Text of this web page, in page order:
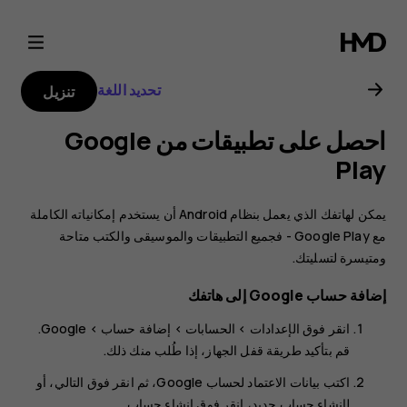
دليل
مستخدم
Nokia
C1
تحديد اللغة تنزيل
احصل على تطبيقات من Google
Play
يمكن لهاتفك الذي يعمل بنظام Android أن يستخدم إمكانياته الكاملة
مع Google Play - فجميع التطبيقات والموسيقى والكتب متاحة
ومتيسرة لتسليتك.
إضافة حساب Google إلى هاتفك
انقر فوق الإعدادات > الحسابات > إضافة حساب > ‎
Google
.
قم بتأكيد طريقة قفل الجهاز، إذا طُلب منك ذلك.
اكتب بيانات الاعتماد لحساب Google، ثم انقر فوق
التالي، أو